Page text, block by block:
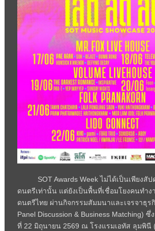
SOT Awards Weekไม่ได้เป็นเพียงสั
ดนตรีเท่านั้น แต่ยังเป็นพื้นที่เชื่อมโยงคนทำง
ดนตรีไทย ผ่านกิจกรรมสัมมนาและเจรจาธุร
Panel Discussion & Business Matching) ซึ่
ที่ 22 มิถุนายน 2569 ณ โรงแรมเอทัส ลุมพินี